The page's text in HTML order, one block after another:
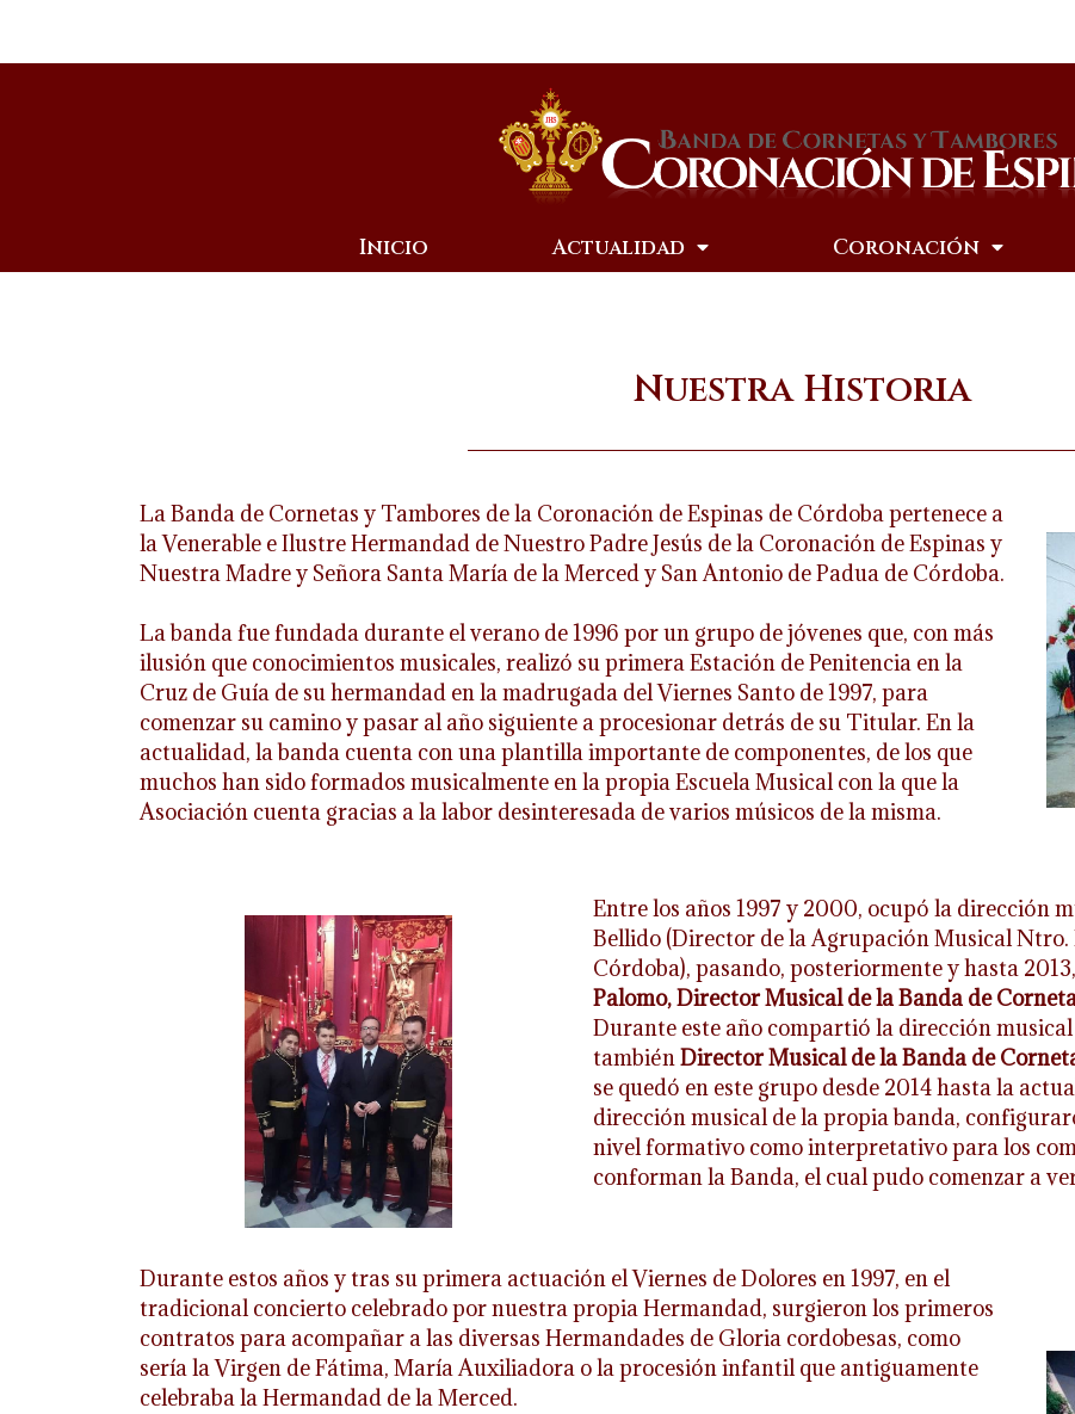
Inicio Actualidad Coronación
Nuestra Historia
La Banda de Cornetas y Tambores de la Coronación de Espinas de Córdoba pertenece a
la Venerable e Ilustre Hermandad de Nuestro Padre Jesús de la Coronación de Espinas y
Nuestra Madre y Señora Santa María de la Merced y San Antonio de Padua de Córdoba.
La banda fue fundada durante el verano de 1996 por un grupo de jóvenes que, con más
ilusión que conocimientos musicales, realizó su primera Estación de Penitencia en la
Cruz de Guía de su hermandad en la madrugada del Viernes Santo de 1997, para
comenzar su camino y pasar al año siguiente a procesionar detrás de su Titular. En la
actualidad, la banda cuenta con una plantilla importante de componentes, de los que
muchos han sido formados musicalmente en la propia Escuela Musical con la que la
Asociación cuenta gracias a la labor desinteresada de varios músicos de la misma.
Entre los años 1997 y 2000, ocupó la dirección
Bellido (Director de la Agrupación Musical Ntro.
Córdoba), pasando, posteriormente y hasta
Palomo, Director Musical de la Banda de
Durante este año compartió la dirección musical
también Director Musical de la Banda de
se quedó en este grupo desde 2014 hasta la
dirección musical de la propia banda,
nivel formativo como interpretativo para los
conforman la Banda, el cual pudo comenzar a
Durante estos años y tras su primera actuación el Viernes de Dolores en 1997, en el
tradicional concierto celebrado por nuestra propia Hermandad, surgieron los primeros
contratos para acompañar a las diversas Hermandades de Gloria cordobesas, como
sería la Virgen de Fátima, María Auxiliadora o la procesión infantil que antiguamente
celebraba la Hermandad de la Merced.